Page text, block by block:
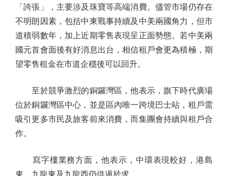
「誇張」，主要涉及珠寶等高端消費。儘管市場仍存在
不明朗因素，包括中東戰事持續及中美兩國角力，但市
道積弱數年，加上近期零售表現呈正面勢態。若中美兩
國元首會面後有好消息出台，相信租戶會更為積極，期
望零售租金在市道企穩後可以回升。
至於競爭激烈的銅鑼灣區，他表示，旗下時代廣場
位於銅鑼灣區中心，並是區內唯一跨境巴士站，租戶需
吸引更多市民及旅客前來消費，而集團會持續與租戶合
作。
寫字樓業務方面，他表示，中環表現較好，港島
東、九龍東及九龍西仍供過於求。